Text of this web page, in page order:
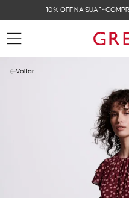
10% OFF NA SUA 1ª
Voltar